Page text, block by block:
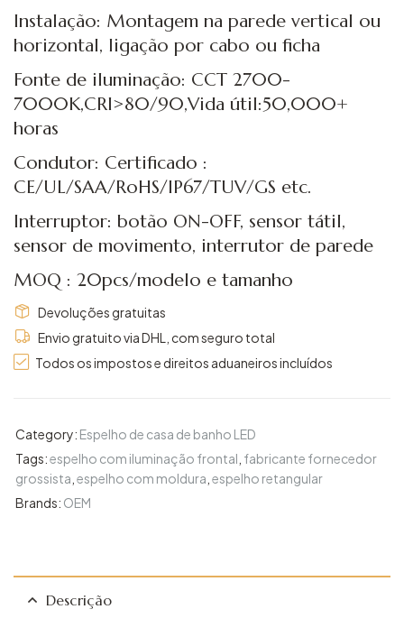
Instalação: Montagem na parede vertical ou
horizontal, ligação por cabo ou ficha
Fonte de iluminação: CCT 2700-
7000K,CRI>80/90,Vida útil:50,000+
horas
Condutor: Certificado :
CE/UL/SAA/RoHS/IP67/TUV/GS etc.
Interruptor: botão ON-OFF, sensor tátil,
sensor de movimento, interrutor de parede
MOQ : 20pcs/modelo e tamanho
Devoluções gratuitas
Envio gratuito via DHL, com seguro total
Todos os impostos e direitos aduaneiros incluídos
Category: Espelho de casa de banho LED
Tags:espelho com iluminação frontal fabricante fornecedor
grossista espelho com moldura espelho retangular
Brands: OEM
Descrição